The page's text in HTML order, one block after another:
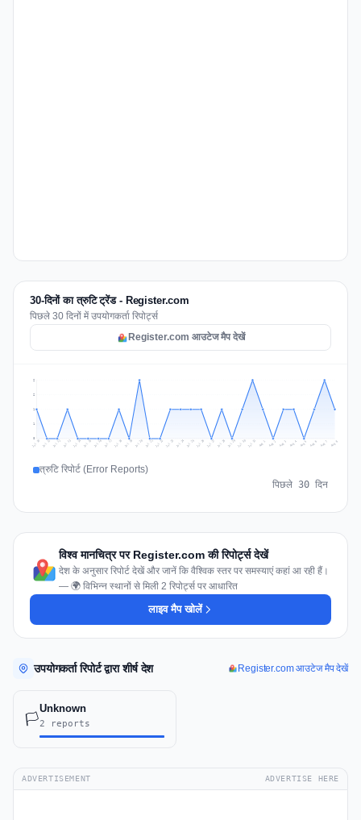
30-दिनों का त्रुटि ट्रेंड - Register.com
पिछले 30 दिनों में उपयोगकर्ता रिपोर्ट्स
Register.com आउटेज मैप देखें
1
1
2
2
Jul 10 Jul 11 Jul 12 Jul 13 Jul 14 Jul 15 Jul 16 Jul 17 Jul 18 Jul 19 Jul 20 Jul 21 Jul 22 Jul 23 Jul 24 Jul 25 Jul 26 Jul 27 Jul 28 Jul 29 Jul 30 Jul 31 Aug 1 Aug 2 Aug 3 Aug 4 Aug 5 Aug 6 Aug 7 Aug 8
त्रुटि रिपोर्ट (Error Reports)
पिछले 30 दिन
विश्व मानचित्र पर Register.com की रिपोर्ट्स देखें
देश के अनुसार रिपोर्ट देखें और जानें कि वैश्विक स्तर पर समस्याएं कहां आ रही हैं।
— 🌍 विभिन्न स्थानों से मिली 2 रिपोर्ट्स पर आधारित
लाइव मैप खोलें
उपयोगकर्ता रिपोर्ट द्वारा शीर्ष देश Register.com आउटेज मैप देखें
🏳️
Unknown
2 reports
ADVERTISEMENT ADVERTISE HERE